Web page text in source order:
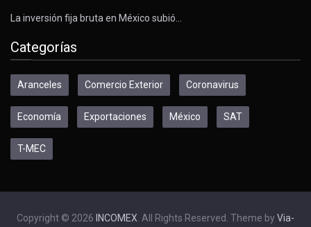
La inversión fija bruta en México subió…
Categorías
Aranceles Comercio Exterior Coronavirus
Economía Exportaciones México SAT
T-MEC
Copyright © 2026 INCOMEX . All Rights Reserved. Theme by Via-